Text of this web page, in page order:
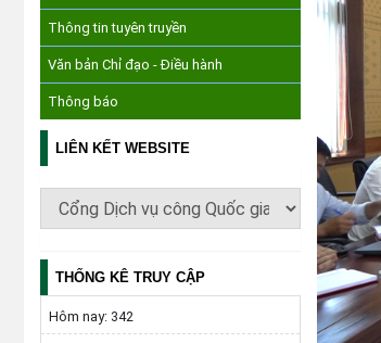
Thông tin tuyên truyền
Văn bản Chỉ đạo - Điều hành
Thông báo
LIÊN KẾT WEBSITE
THỐNG KÊ TRUY CẬP
Hôm nay: 342